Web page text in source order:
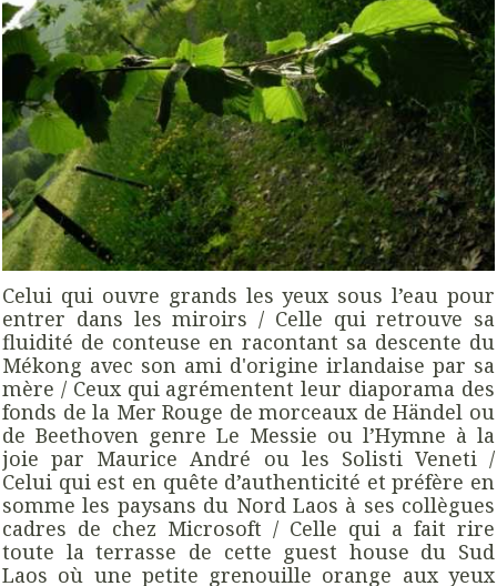
Celui qui ouvre grands les yeux sous l’eau pour
entrer dans les miroirs / Celle qui retrouve sa
fluidité de conteuse en racontant sa descente du
Mékong avec son ami d'origine irlandaise par sa
mère / Ceux qui agrémentent leur diaporama des
fonds de la Mer Rouge de morceaux de Händel ou
de Beethoven genre Le Messie ou l’Hymne à la
joie par Maurice André ou les Solisti Veneti /
Celui qui est en quête d’authenticité et préfère en
somme les paysans du Nord Laos à ses collègues
cadres de chez Microsoft / Celle qui a fait rire
toute la terrasse de cette guest house du Sud
Laos où une petite grenouille orange aux yeux